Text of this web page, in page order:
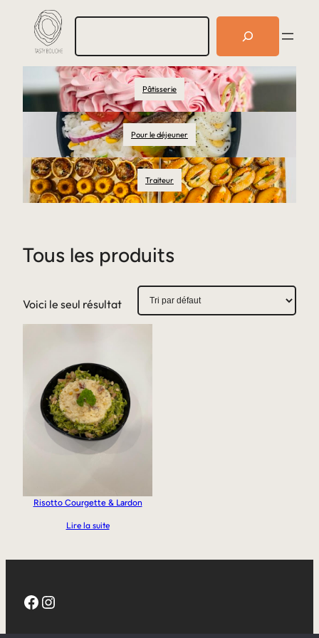
R
e
r
c
h
e
r
Pâtisserie
Pour le déjeuner
Traiteur
Tous les produits
Voici le seul résultat
Risotto Courgette & Lardon
Lire la suite
Facebook Instagram